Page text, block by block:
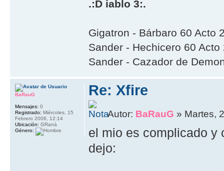
. iablo 3:.
Gigatron - Bárbaro 60 Acto
Sander - Hechicero 60 Acto
Sander - Cazador de
Re: Xfire
Autor: BaRauG » Martes,
el mio es complicado y
dejo:
BaRauG
Mensajes: 0
Registrado: Miércoles, 15
Febrero 2006, 12:14
Ubicación: GRaná
Género: